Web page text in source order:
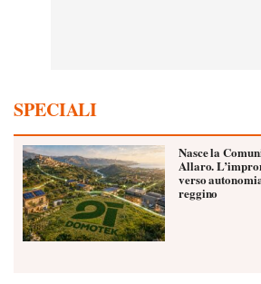
SPECIALI
Nasce la
Allaro.
verso
reggino